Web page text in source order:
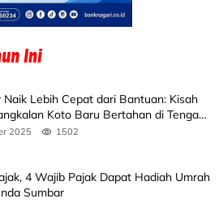
Naik Lebih Cepat dari Bantuan: Kisah
Koto Baru Bertahan di Tengah
2025 1502
4 Wajib Pajak Dapat Hadiah Umrah
Sumbar